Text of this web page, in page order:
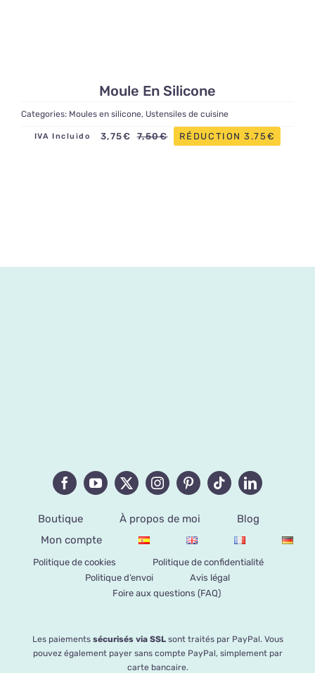
Moule En Silicone
Categories: Moules en silicone, Ustensiles de cuisine
7,50€
Le
3,75€
Le
IVA Incluido RÉDUCTION 3.75€
Boutique À propos de moi
Blog
Mon compte
Politique de cookies
Politique de confidentialité
Politique d’envoi
Avis légal
Foire aux questions (FAQ)
Les paiementssécurisés via SSLsont traités par PayPal. Vous
pouvez également payer sans compte PayPal, simplement par
carte bancaire.